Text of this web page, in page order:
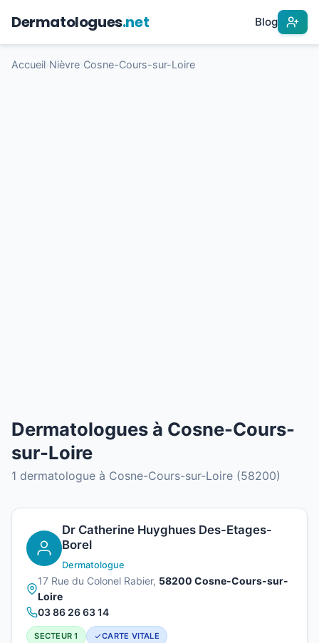
Dermatologues.net Blog
Accueil Nièvre Cosne-Cours-sur-Loire
Dermatologues à Cosne-Cours-
sur-Loire
1 dermatologue à Cosne-Cours-sur-Loire (58200)
Dr Catherine Huyghues Des-Etages-
Borel
Dermatologue
17 Rue du Colonel Rabier, 58200 Cosne-Cours-sur-
Loire
03 86 26 63 14
SECTEUR 1 CARTE VITALE